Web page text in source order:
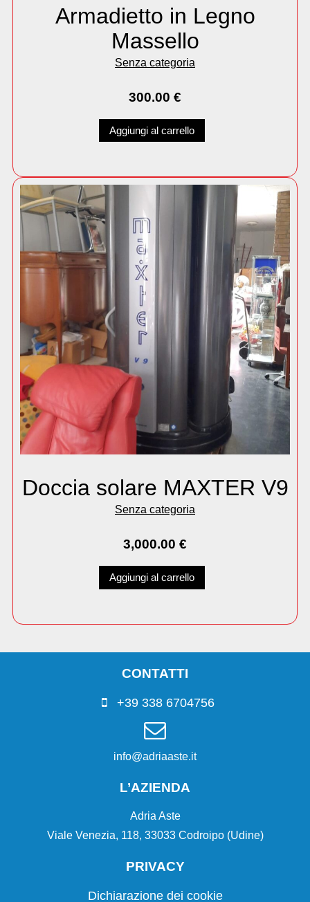
Armadietto in Legno
Massello
Senza categoria
300.00 €
Aggiungi al carrello
Doccia solare MAXTER V9
Senza categoria
3,000.00 €
Aggiungi al carrello
CONTATTI
+39 338 6704756
info@adriaaste.it
L’AZIENDA
Adria Aste
Viale Venezia, 118, 33033 Codroipo (Udine)
PRIVACY
Dichiarazione dei cookie